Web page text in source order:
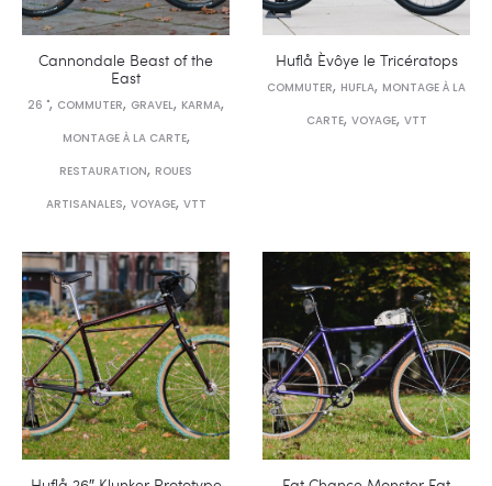
Cannondale Beast of the
East
26 ", COMMUTER, GRAVEL, KARMA,
MONTAGE À LA CARTE,
RESTAURATION, ROUES
ARTISANALES, VOYAGE, VTT
Huflå Èvôye le Tricératops
COMMUTER, HUFLA, MONTAGE À LA
CARTE, VOYAGE, VTT